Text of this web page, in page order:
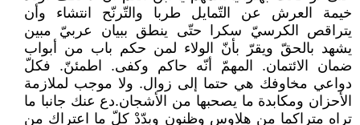
خيمة العرش عن التّمايل طربا والتّرنّح انتشاء وأن
يتراقص الكرسيّ سكرا حتّى ينطق ببيان عربيّ مبين
يشهد بالحقّ ويقرّ بأنّ الولاء لمن حكم باب من أبواب
ضمان الائتمان. المهمّ أنّه حاكم وكفى. اطمئنّ. فكلّ
دواعي مخاوفك هي حتما إلى زوال. ولا موجب لملازمة
الأحزان ومكابدة ما يصحبها من الأشجان.دع عنك جانبا ما
تراه متراكما من هلاوس وظنون وبدّدْ كلّ ما اعتراك من